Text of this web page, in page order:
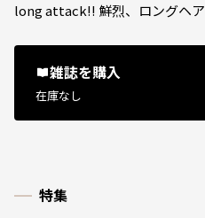
long attack!! 鮮烈、ロングヘア
雑誌を購入
在庫なし
特集